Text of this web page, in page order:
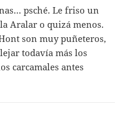
psché. Le friso un
Aralar o quizá menos.
son muy puñeteros,
todavía más los
carcamales antes